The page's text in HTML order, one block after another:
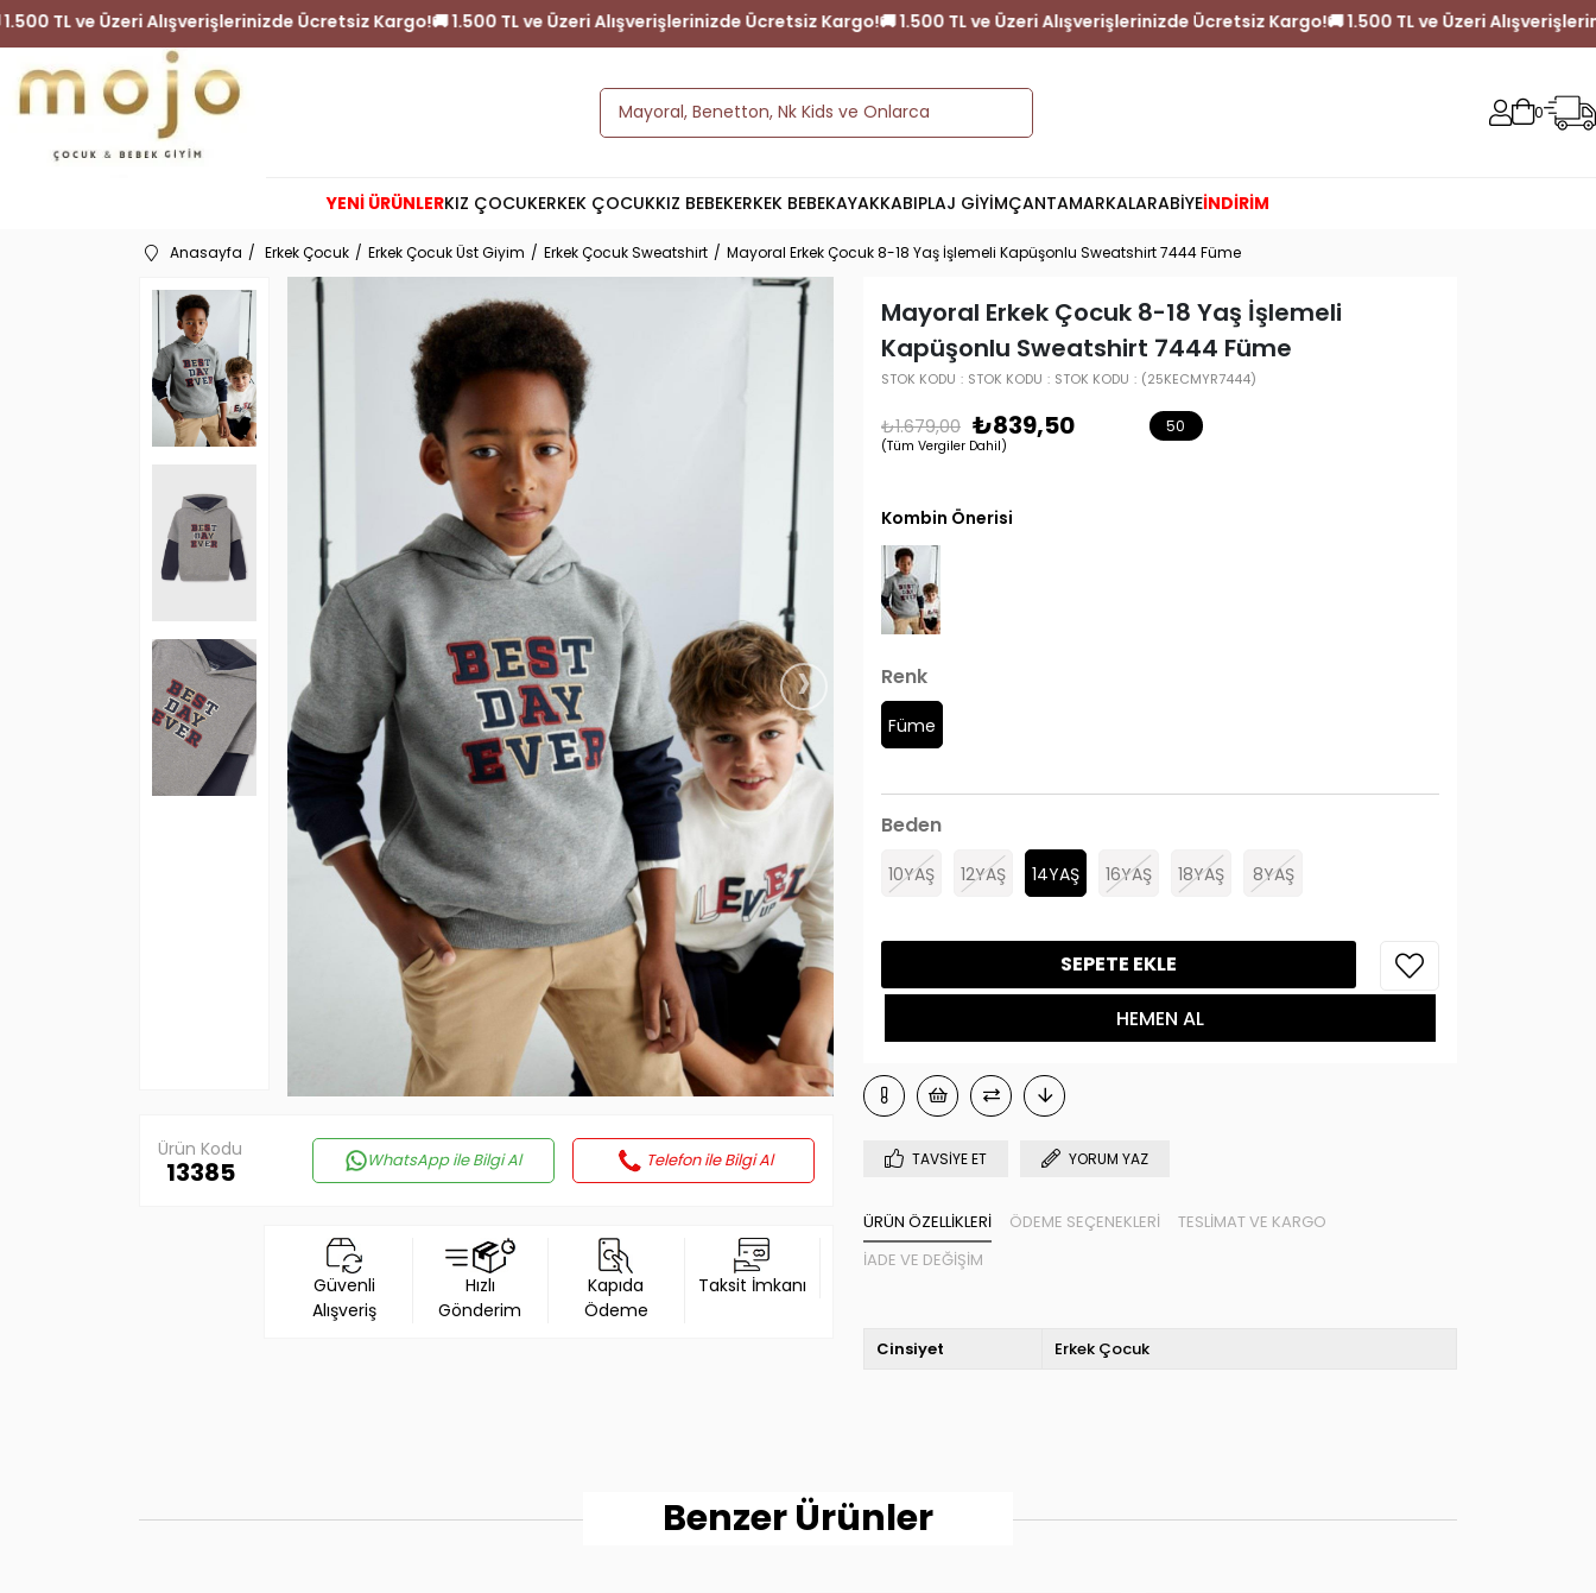
Kargo! 🚚 1.500 TL ve Üzeri Alışverişlerinizde Ücretsiz Kargo!🚚 1.500 TL ve Üzeri Alışverişlerinizde Ücretsiz Kargo!🚚 1.500 TL ve Üzeri Alışverişlerinizde Ücretsiz Kargo!🚚 1.500 TL ve
0
YENİ ÜRÜNLERKIZ ÇOCUKERKEK ÇOCUKKIZ BEBEKERKEK BEBEKAYAKKABIPLAJ GİYİMÇANTAMARKALARABİYEİNDİRİM
Anasayfa Erkek Çocuk Erkek Çocuk Üst Giyim Erkek Çocuk Sweatshirt Mayoral Erkek Çocuk 8-18 Yaş İşlemeli Kapüşonlu Sweatshirt 7444 Füme
›
Ürün Kodu
13385 WhatsApp ile Bilgi Al Telefon ile Bilgi Al
Güvenli
Alışveriş
Hızlı
Gönderim
Kapıda
Ödeme
Taksit İmkanı
Mayoral Erkek Çocuk 8-18 Yaş İşlemeli
Kapüşonlu Sweatshirt 7444 Füme
(25KECMYR7444)
STOK KODU STOK KODU STOK KODU
₺1.679,00 ₺839,50
(Tüm Vergiler Dahil)
50
Kombin Önerisi
Renk
Füme
Beden
10YAŞ 12YAŞ 14YAŞ 16YAŞ 18YAŞ 8YAŞ
TAVSIYE ET YORUM YAZ
ÜRÜN ÖZELLIKLERI ÖDEME SEÇENEKLERI
TESLIMAT VE KARGO
İADE VE DEĞIŞIM
Cinsiyet Erkek Çocuk
Benzer Ürünler